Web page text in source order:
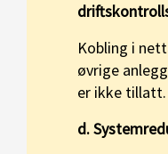
Kobling i
øvrige
er ikke tillatt.
d.